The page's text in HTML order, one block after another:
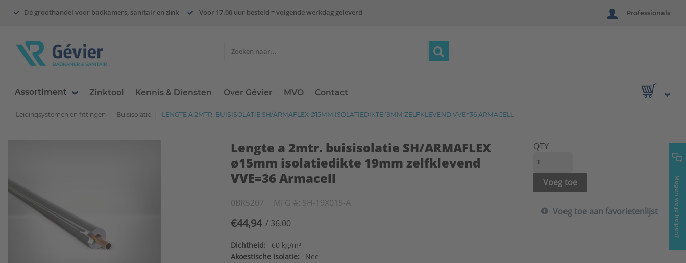
Dé groothandel voor badkamers, sanitair en zink Voor 17.00 uur besteld = volgende werkdag geleverd Professionals
Assortiment Zinktool Kennis & Diensten Over Gévier MVO Contact
Mogen we je helpen?
Leidingsystemen en fittingen Buisisolatie LENGTE A 2MTR. BUISISOLATIE SH/ARMAFLEX Ø15MM ISOLATIEDIKTE 19MM ZELFKLEVEND VVE=36 ARMACELL
Lengte a 2mtr. buisisolatie SH/ARMAFLEX
ø15mm isolatiedikte 19mm zelfklevend
VVE=36 Armacell
0BR5207 MFG #: SH-19X015-A
€44,94 / 36.00
Dichtheid:
60 kg/m³
Akoestische isolatie:
Nee
QTY
Voeg toe
Voeg toe aan favorietenlijst